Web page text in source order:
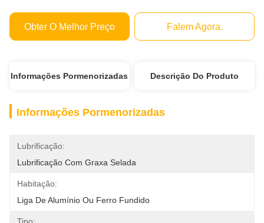
Obter O Melhor Preço Falem Agora.
Informações Pormenorizadas Descrição Do Produto
Informações Pormenorizadas
Lubrificação:
Lubrificação Com Graxa Selada
Habitação:
Liga De Alumínio Ou Ferro Fundido